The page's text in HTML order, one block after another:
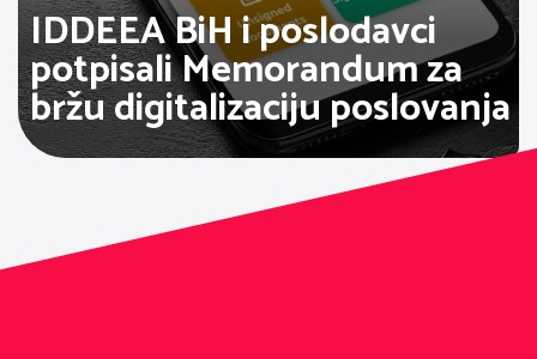
IDDEEA BiH i poslodavci
potpisali Memorandum za
bržu digitalizaciju poslovanja